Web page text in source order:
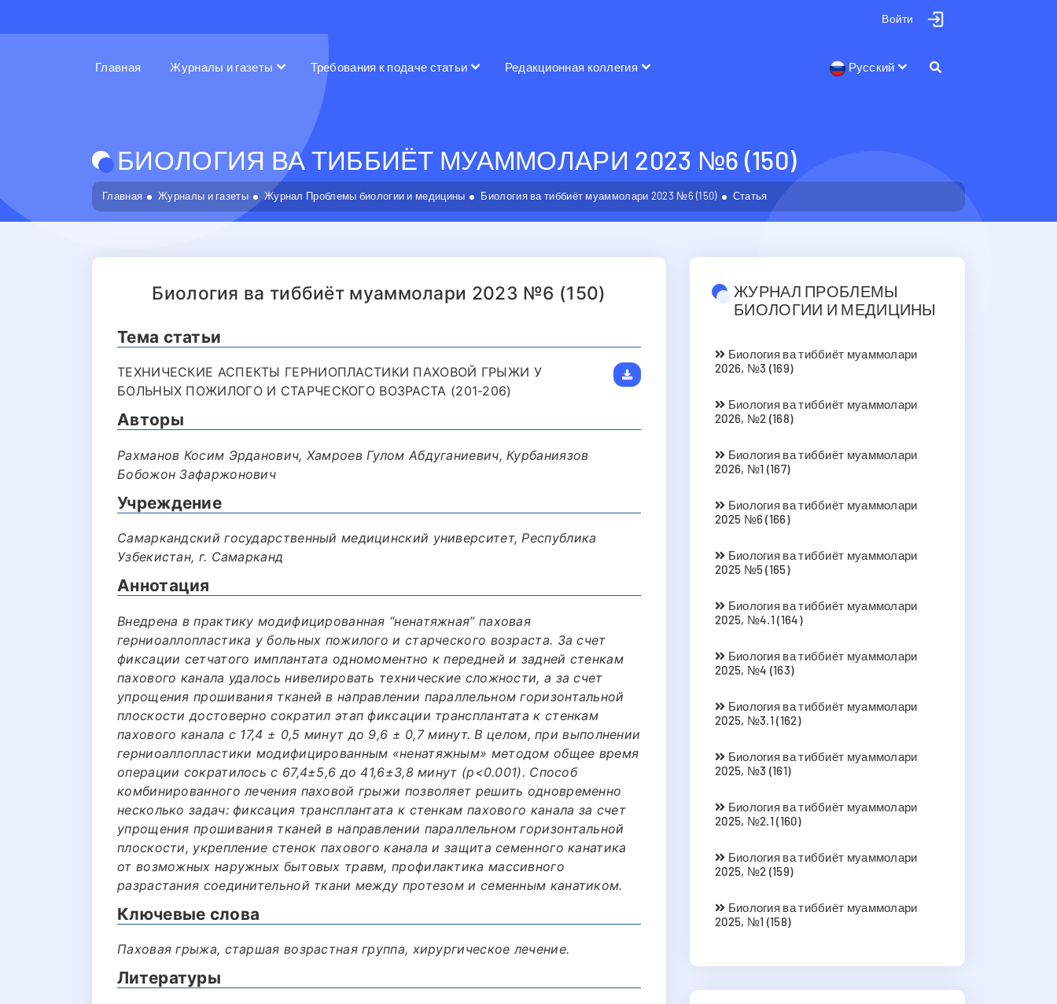
Войти
Главная Журналы и газеты Требования к подаче статьи Редакционная коллегия Русский
БИОЛОГИЯ ВА ТИББИЁТ МУАММОЛАРИ 2023 №6 (150)
Главная Журналы и газеты Журнал Проблемы биологии и медицины Биология ва тиббиёт муаммолари 2023 №6 (150) Статья
Биология ва тиббиёт муаммолари 2023 №6 (150)
Тема статьи
ТЕХНИЧЕСКИЕ АСПЕКТЫ ГЕРНИОПЛАСТИКИ ПАХОВОЙ ГРЫЖИ У
БОЛЬНЫХ ПОЖИЛОГО И СТАРЧЕСКОГО ВОЗРАСТА (201-206)
Авторы
Рахманов Косим Эрданович, Хамроев Гулом Абдуганиевич, Курбаниязов
Бобожон Зафаржонович
Учреждение
Самаркандский государственный медицинский университет, Республика
Узбекистан, г. Самарканд
Аннотация
Внедрена в практику модифицированная “ненатяжная” паховая
герниоаллопластика у больных пожилого и старческого возраста. За счет
фиксации сетчатого имплантата одномоментно к передней и задней стенкам
пахового канала удалось нивелировать технические сложности, а за счет
упрощения прошивания тканей в направлении параллельном горизонтальной
плоскости достоверно сократил этап фиксации трансплантата к стенкам
пахового канала с 17,4 ± 0,5 минут до 9,6 ± 0,7 минут. В целом, при выполнении
герниоаллопластики модифицированным «ненатяжным» методом общее время
операции сократилось с 67,4±5,6 до 41,6±3,8 минут (p<0.001). Способ
комбинированного лечения паховой грыжи позволяет решить одновременно
несколько задач: фиксация трансплантата к стенкам пахового канала за счет
упрощения прошивания тканей в направлении параллельном горизонтальной
плоскости, укрепление стенок пахового канала и защита семенного канатика
от возможных наружных бытовых травм, профилактика массивного
разрастания соединительной ткани между протезом и семенным канатиком.
Ключевые слова
Паховая грыжа, старшая возрастная группа, хирургическое лечение.
Литературы
ЖУРНАЛ ПРОБЛЕМЫ
БИОЛОГИИ И МЕДИЦИНЫ
Биология ва тиббиёт муаммолари
2026, №3 (169)
Биология ва тиббиёт муаммолари
2026, №2 (168)
Биология ва тиббиёт муаммолари
2026, №1 (167)
Биология ва тиббиёт муаммолари
2025 №6 (166)
Биология ва тиббиёт муаммолари
2025 №5 (165)
Биология ва тиббиёт муаммолари
2025, №4.1 (164)
Биология ва тиббиёт муаммолари
2025, №4 (163)
Биология ва тиббиёт муаммолари
2025, №3.1 (162)
Биология ва тиббиёт муаммолари
2025, №3 (161)
Биология ва тиббиёт муаммолари
2025, №2.1 (160)
Биология ва тиббиёт муаммолари
2025, №2 (159)
Биология ва тиббиёт муаммолари
2025, №1 (158)